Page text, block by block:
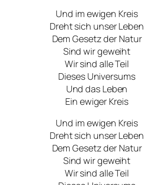
Und im ewigen Kreis
Dreht sich unser Leben
Dem Gesetz der Natur
Sind wir geweiht
Wir sind alle Teil
Dieses Universums
Und das Leben
Ein ewiger Kreis
Und im ewigen Kreis
Dreht sich unser Leben
Dem Gesetz der Natur
Sind wir geweiht
Wir sind alle Teil